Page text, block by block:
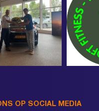
OP SOCIAL MEDIA